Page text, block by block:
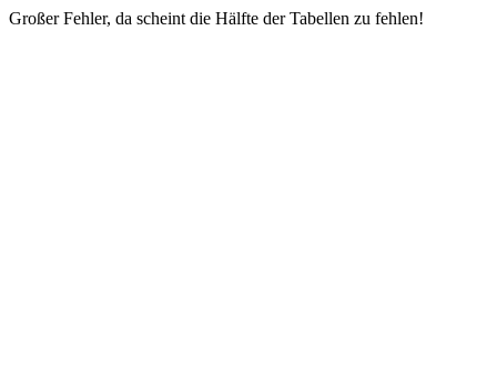
Großer Fehler, da scheint die Hälfte der Tabellen zu fehlen!